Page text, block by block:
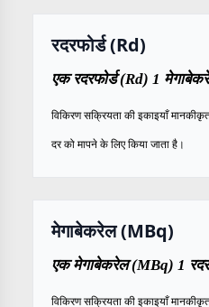
रदरफोर्ड (Rd)
एक रदरफोर्ड (Rd) 1
विकिरण सक्रियता की इकाइयाँ मानकीकृत
दर को मापने के लिए किया जाता है।
मेगाबेकरेल (MBq)
एक मेगाबेकरेल (MBq) 1
विकिरण सक्रियता की इकाइयाँ मानकीकृत